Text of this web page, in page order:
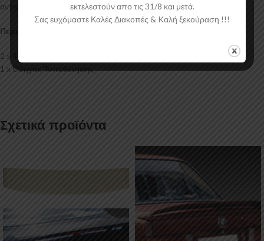
αντιχαρακτική επιφάνεια.
Περιεχόμενα Συσκευασίας:
2 x Φρυδάκια Ford Fiesta Mk7 Facelift
1 x Οδηγίες Τοποθέτησης
Σχετικά προϊόντα
εκτελεστούν απο τις 31/8 και μετά.
Σας ευχόμαστε Καλές Διακοπές & Kαλή ξεκούραση !!!